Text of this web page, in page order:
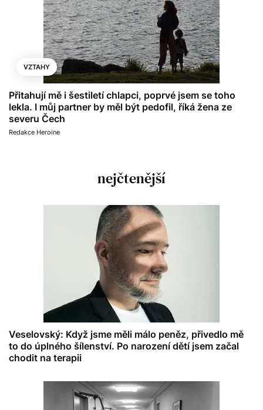
VZTAHY
Přitahují mě i šestiletí chlapci, poprvé jsem se toho
lekla. I můj partner by měl být pedofil, říká žena ze
severu Čech
Redakce Heroine
nejčtenější
Veselovský: Když jsme měli málo peněz, přivedlo mě
to do úplného šílenství. Po narození dětí jsem začal
chodit na terapii